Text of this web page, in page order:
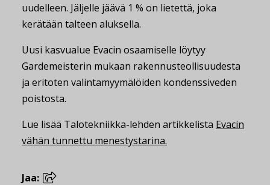
uudelleen. Jäljelle jäävä 1 % on lietettä, joka
kerätään talteen aluksella.
Uusi kasvualue Evacin osaamiselle löytyy
Gardemeisterin mukaan rakennusteollisuudesta
ja eritoten valintamyymälöiden kondenssiveden
poistosta.
Lue lisää Talotekniikka-lehden artikkelista Evacin
vähän tunnettu menestystarina.
Jaa: